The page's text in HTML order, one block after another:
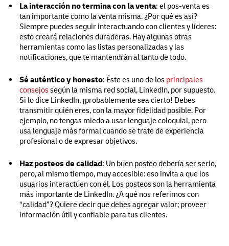
La interacción no termina con la venta: el pos-venta es
tan importante como la venta misma. ¿Por qué es así?
Siempre puedes seguir interactuando con clientes y líderes:
esto creará relaciones duraderas. Hay algunas otras
herramientas como las listas personalizadas y las
notificaciones, que te mantendrán al tanto de todo.
Sé auténtico y honesto: Éste es uno de los principales
consejossegún la misma red social, LinkedIn, por supuesto.
Si lo dice LinkedIn, ¡probablemente sea cierto! Debes
transmitir quién eres, con la mayor fidelidad posible. Por
ejemplo, no tengas miedo a usar lenguaje coloquial, pero
usa lenguaje más formal cuando se trate de experiencia
profesional o de expresar objetivos.
Haz posteos de calidad: Un buen posteo debería ser serio,
pero, al mismo tiempo, muy accesible: eso invita a que los
usuarios interactúen con él. Los posteos son la herramienta
más importante de LinkedIn. ¿A qué nos referimos con
“calidad”? Quiere decir que debes agregar valor; proveer
información útil y confiable para tus clientes.